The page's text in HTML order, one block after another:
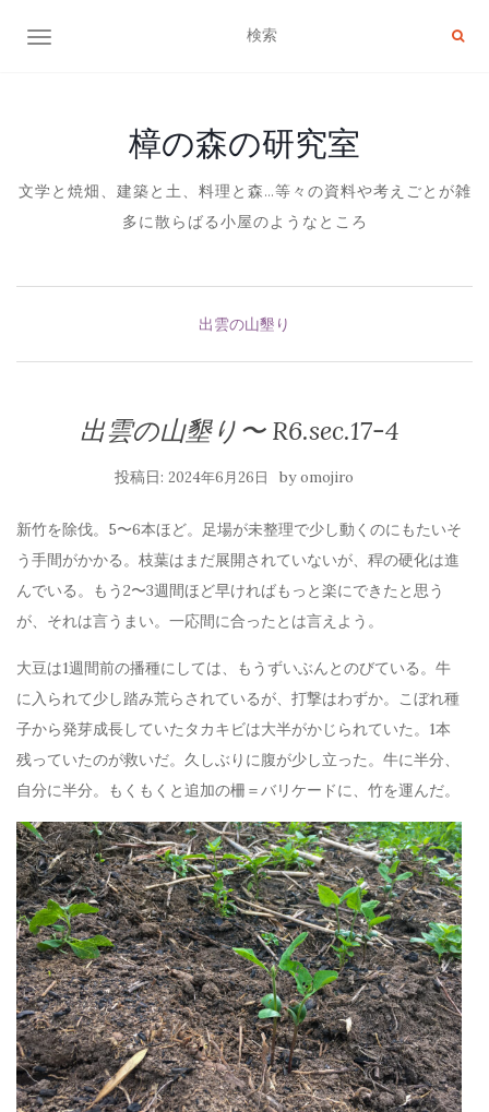
ナビゲーション切り替え
樟の森の研究室
文学と焼畑、建築と土、料理と森…等々の資料や考えごとが雑
多に散らばる小屋のようなところ
出雲の山墾り
出雲の山墾り〜 R6.sec.17-4
投稿日: 2024年6月26日 byomojiro
新竹を除伐。5〜6本ほど。足場が未整理で少し動くのにもたいそ
う手間がかかる。枝葉はまだ展開されていないが、稈の硬化は進
んでいる。もう2〜3週間ほど早ければもっと楽にできたと思う
が、それは言うまい。一応間に合ったとは言えよう。
大豆は1週間前の播種にしては、もうずいぶんとのびている。牛
に入られて少し踏み荒らされているが、打撃はわずか。こぼれ種
子から発芽成長していたタカキビは大半がかじられていた。1本
残っていたのが救いだ。久しぶりに腹が少し立った。牛に半分、
自分に半分。もくもくと追加の柵＝バリケードに、竹を運んだ。